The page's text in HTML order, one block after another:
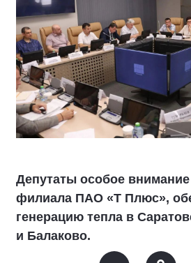
Депутаты особое
филиала ПАО «Т Плюс»,
генерацию тепла в
и Балаково.